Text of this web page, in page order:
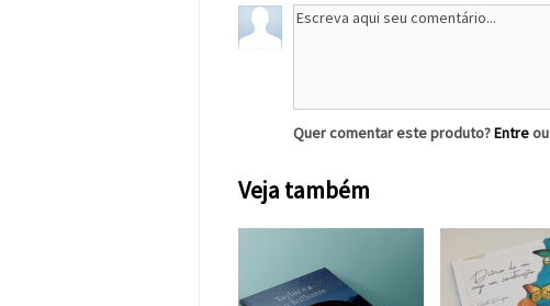
Quer comentar este produto?Entreou
Veja também